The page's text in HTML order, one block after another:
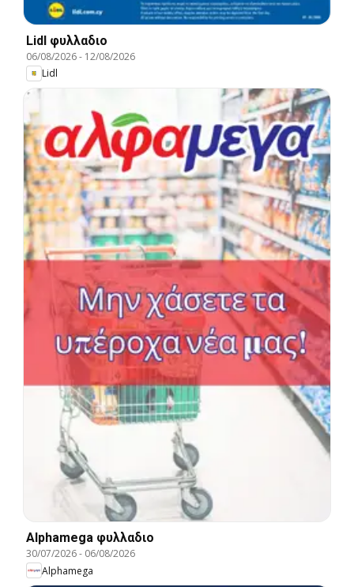
Lidl φυλλαδιο
06/08/2026- 12/08/2026
Lidl
Alphamega φυλλαδιο
30/07/2026- 06/08/2026
Alphamega